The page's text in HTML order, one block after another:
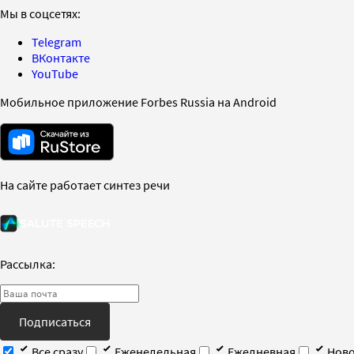
Мы в соцсетях:
Telegram
ВКонтакте
YouTube
Мобильное приложение Forbes Russia на Android
На сайте работает синтез речи
Рассылка:
Подписаться